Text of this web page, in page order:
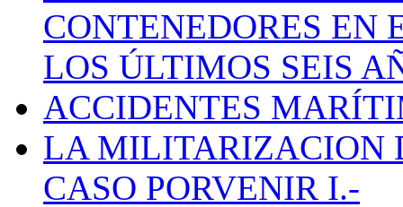
CONTENEDORES EN
LOS ÚLTIMOS SEIS
ACCIDENTES
LA MILITARIZACION
CASO PORVENIR I.-